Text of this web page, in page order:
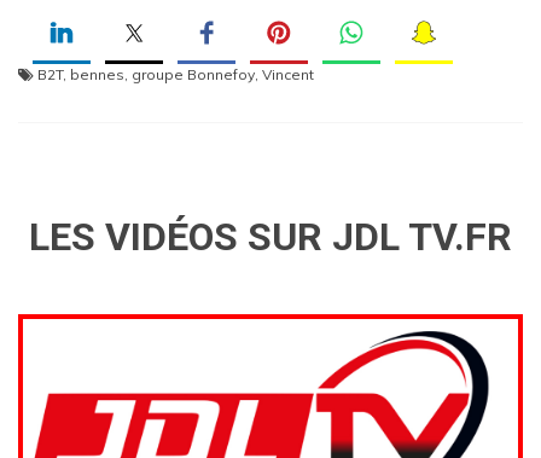
B2T, bennes groupe Bonnefoy Vincent
LES VIDÉOS SUR JDL TV.FR